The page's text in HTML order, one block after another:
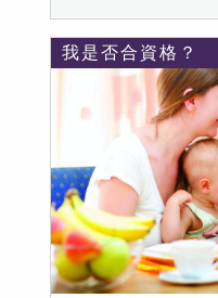
我是否合資格？